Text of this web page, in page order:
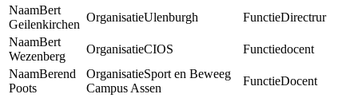
Bert
Geilenkirchen
Ulenburgh
Directrur
Bert
Wezenberg
CIOS
docent
Berend
Poots
Sport en Beweeg
Campus Assen
Docent